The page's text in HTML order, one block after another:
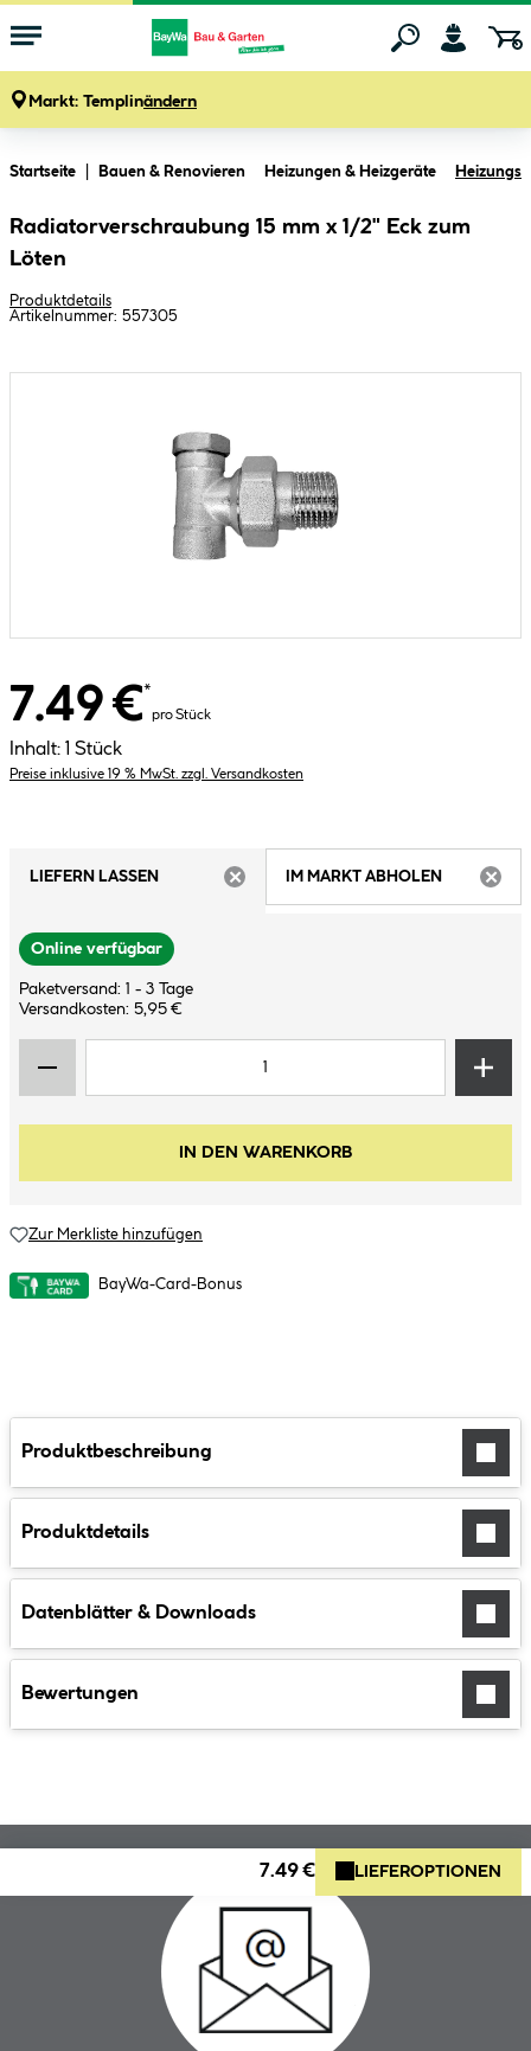
Markt: Templinändern
Startseite Bauen & Renovieren Heizungen & Heizgeräte
Radiatorverschraubung 15 mm x 1/2" Eck zum
Löten
Produktdetails
Artikelnummer: 557305
7.49 €*
pro Stück
Inhalt: 1 Stück
Preise inklusive 19 % MwSt. zzgl. Versandkosten
LIEFERN LASSEN
IM MARKT ABHOLEN
Online verfügbar
Paketversand: 1 - 3 Tage
Versandkosten: 5,95 €
IN DEN WARENKORB
Zur Merkliste hinzufügen
BayWa-Card-Bonus
Produktbeschreibung
Produktdetails
Datenblätter & Downloads
Bewertungen
7.49 € LIEFEROPTIONEN